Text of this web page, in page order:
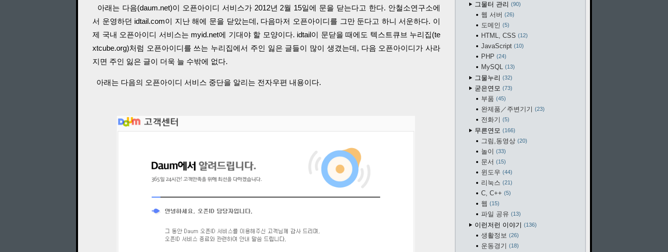
아래는 다음(daum.net)이 오픈아이디 서비스가 2012년 2월 15일에 문을 닫는다고 한다. 안철소연구소에
서 운영하던 idtail.com이 지난 해에 문을 닫았는데, 다음마저 오픈아이디를 그만 둔다고 하니 서운하다. 이
제 국내 오픈아이디 서비스는 myid.net에 기대야 할 모양이다. idtail이 문닫을 때에도 텍스트큐브 누리집(te
xtcube.org)처럼 오픈아이디를 쓰는 누리집에서 주인 잃은 글들이 많이 생겼는데, 다음 오픈아이디가 사라
지면 주인 잃은 글이 더욱 늘 수밖에 없다.
아래는 다음의 오픈아이디 서비스 중단을 알리는 전자우편 내용이다.
그물터 관리 90
웹 서버 26
도메인 5
HTML, CSS 12
JavaScript 10
PHP 24
MySQL 13
그물누리 32
굳은연모 73
부품 45
완제품／주변기기 23
전화기 5
무른연모 166
그림,동영상 20
놀이 33
문서 15
윈도우 44
리눅스 21
C, C++ 5
웹 15
파일 공유 13
이런저런 이야기 136
생활정보 26
운동경기 18